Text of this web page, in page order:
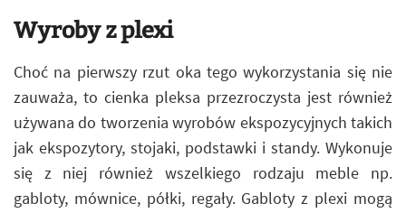
Wyroby z plexi
Choć na pierwszy rzut oka tego wykorzystania się nie
zauważa, to cienka pleksa przezroczysta jest również
używana do tworzenia wyrobów ekspozycyjnych takich
jak ekspozytory, stojaki, podstawki i standy. Wykonuje
się z niej również wszelkiego rodzaju meble np.
gabloty, mównice, półki, regały. Gabloty z plexi mogą